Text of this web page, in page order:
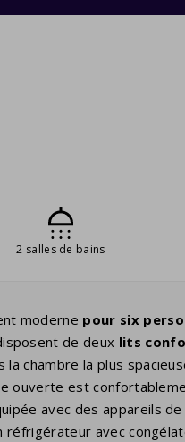
2 salles de bains
moderne pour six
de deux lits
la chambre la plus
ouverte est
avec des appareils
réfrigérateur avec